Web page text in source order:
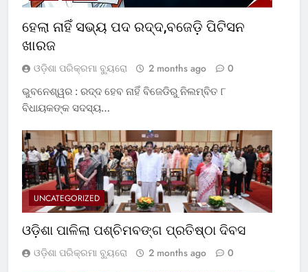
ହେଲା ନାହିଁ ସଭ୍ୟ ପଦ ରଦ୍ଦ,ବଜେଡ଼ି ପିଟିସନ
ଖାରଜ
ଓଡ଼ିଶା ପରିକ୍ରମା ବ୍ୟୁରୋ 2 months ago 0
ଭୁବନେଶ୍ୱର : ରଦ୍ଦ ହେବ ନାହିଁ ବିଜେଡିରୁ ନିଲମ୍ବିତ ୮
ବିଧାୟକଙ୍କ ସଦସ୍ୟ…
UNCATEGORIZED
ଓଡ଼ିଶା ପାଳିଲା ପଶ୍ଚିମବଙ୍ଗ ପ୍ରତିଷ୍ଠା ଦିବସ
ଓଡ଼ିଶା ପରିକ୍ରମା ବ୍ୟୁରୋ 2 months ago 0